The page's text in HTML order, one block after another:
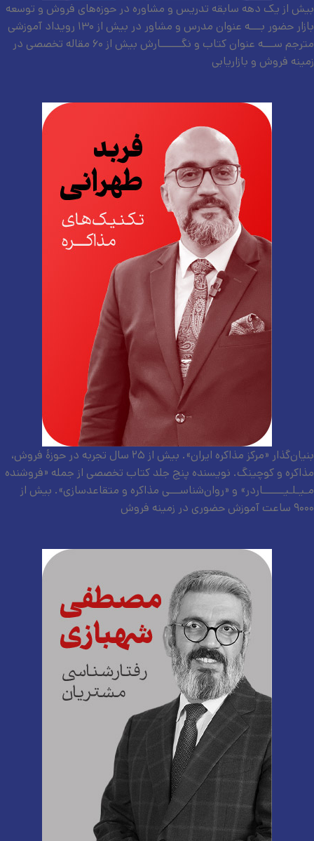
بیش از یک دهه سابقه تدریس و مشاوره در حوزه‌های فروش و توسعه
بازار حضور بـــه عنوان مدرس و مشاور در بیش از ۱۳۰ رویداد آموزشی
مترجم ســـه عنوان کتاب و نگــــــارش بیش از ۶۰ مقاله تخصصی در
زمینه فروش و بازاریابی
بنیان‌گذار «مرکز مذاکره ایران». بیش از ۲۵ سال تجربه در حوزۀ فروش،
مذاکره و کوچینگ. نویسنده پنج جلد کتاب تخصصی از جمله «فروشنده
مـیـلـیــــــاردر» و «روان‌شناســـی مذاکره و متقاعدسازی». بیش از
۹۰۰۰ ساعت آموزش حضوری در زمینه فروش